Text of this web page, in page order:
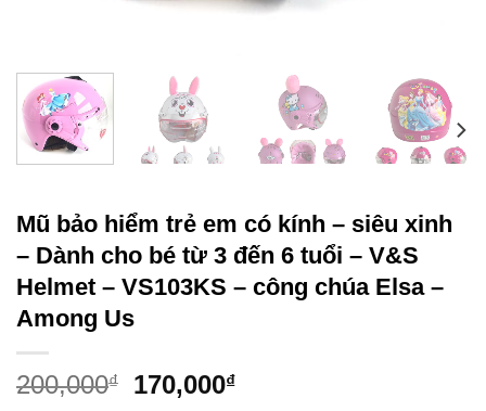
Mũ bảo hiểm trẻ em có kính – siêu xinh
– Dành cho bé từ 3 đến 6 tuổi – V&S
Helmet – VS103KS – công chúa Elsa –
Among Us
200,000₫ 170,000₫